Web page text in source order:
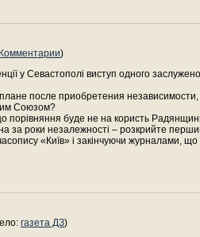
Комментарии)
у Севастополі виступ одного
после приобретения
Союзом?
порівняння буде не на користь
за роки незалежності – розкрийте
«Київ» і закінчуючи журналами,
газета ДЗ)